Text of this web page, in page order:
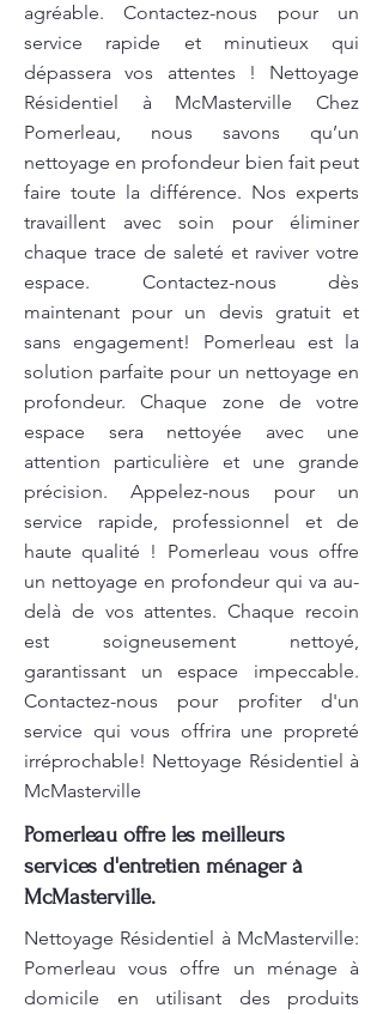
agréable. Contactez-nous pour un
service rapide et minutieux qui
dépassera vos attentes ! Nettoyage
Résidentiel à McMasterville Chez
Pomerleau, nous savons qu’un
nettoyage en profondeur bien fait peut
faire toute la différence. Nos experts
travaillent avec soin pour éliminer
chaque trace de saleté et raviver votre
espace. Contactez-nous dès
maintenant pour un devis gratuit et
sans engagement! Pomerleau est la
solution parfaite pour un nettoyage en
profondeur. Chaque zone de votre
espace sera nettoyée avec une
attention particulière et une grande
précision. Appelez-nous pour un
service rapide, professionnel et de
haute qualité ! Pomerleau vous offre
un nettoyage en profondeur qui va au-
delà de vos attentes. Chaque recoin
est soigneusement nettoyé,
garantissant un espace impeccable.
Contactez-nous pour profiter d'un
service qui vous offrira une propreté
irréprochable! Nettoyage Résidentiel à
McMasterville
Pomerleau offre les meilleurs
services d'entretien ménager à
McMasterville.
Nettoyage Résidentiel à McMasterville:
Pomerleau vous offre un ménage à
domicile en utilisant des produits